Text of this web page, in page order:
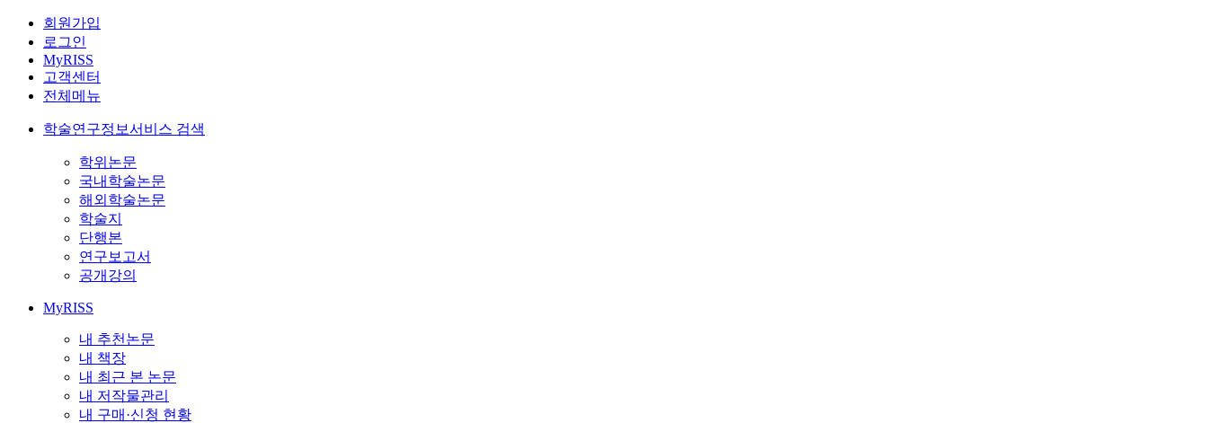
회원가입
로그인
MyRISS
고객센터
전체메뉴
학술연구정보서비스 검색
학위논문
국내학술논문
해외학술논문
학술지
단행본
연구보고서
공개강의
MyRISS
내 추천논문
내 책장
내 최근 본 논문
내 저작물관리
내 구매·신청 현황